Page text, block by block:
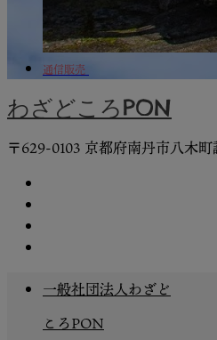
通信販売
わざどころPON
〒629-0103 京都府南丹市⼋⽊
一般社団法人わざど
ころPON